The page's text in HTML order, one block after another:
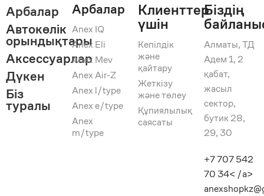
Арбалар
Автокөлік
орындықтары
Аксессуарлар
Дүкен
Біз
туралы
Арбалар
Anex IQ
Anex Eli
Anex Mev
Anex Air-Z
Anex l/type
Anex e/type
Anex
m/type
Клиенттер
үшін
Кепілдік
және
қайтару
Жеткізу
және төлеу
Құпиялылық
саясаты
Біздің
Алматы, ТД
Адем 1, 2
қабат,
жасыл
сектор,
бутик 28,
29, 30
+7 707 542
70 34< /a>